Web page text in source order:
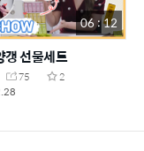
06 : 12
갱 선물세트
75
2